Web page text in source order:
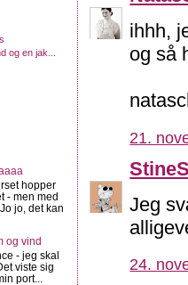
ihhh,
og så
21.
Jeg
24.
og en jak...
hopper
- men med
jo, det kan
og vind
- jeg skal
viste sig
port...